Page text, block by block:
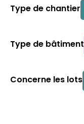
Type de chantier
Type de bâtiment
Concerne les lots